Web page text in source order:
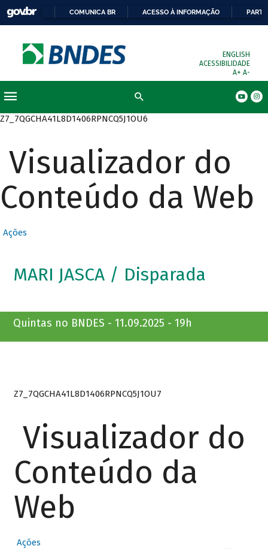
COMUNICA BR ACESSO À INFORMAÇÃO
ENGLISH
ACESSIBILIDADE
A+ A-
Z7_7QGCHA41L8D1406RPNCQ5J1OU6
Visualizador do
Conteúdo da Web
Ações
MARI JASCA / Disparada
Quintas no BNDES - 11.09.2025 - 19h
Z7_7QGCHA41L8D1406RPNCQ5J1OU7
Visualizador do
Conteúdo da
Web
Ações